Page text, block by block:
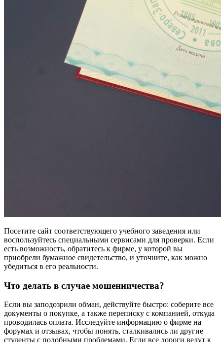
Посетите сайт соответствующего учебного заведения или
воспользуйтесь специальными сервисами для проверки. Если
есть возможность, обратитесь к фирме, у которой вы
приобрели бумажное свидетельство, и уточните, как можно
убедиться в его реальности.
Что делать в случае мошенничества?
Если вы заподозрили обман, действуйте быстро: соберите все
документы о покупке, а также переписку с компанией, откуда
проводилась оплата. Исследуйте информацию о фирме на
форумах и отзывах, чтобы понять, сталкивались ли другие
студенты с подобными проблемами. Если все дороги ведут к